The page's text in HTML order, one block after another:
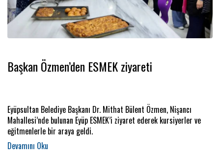
Başkan Özmen’den ESMEK ziyareti
Eyüpsultan Belediye Başkanı Dr. Mithat Bülent Özmen, Nişancı
Mahallesi’nde bulunan Eyüp ESMEK’i ziyaret ederek kursiyerler ve
eğitmenlerle bir araya geldi.